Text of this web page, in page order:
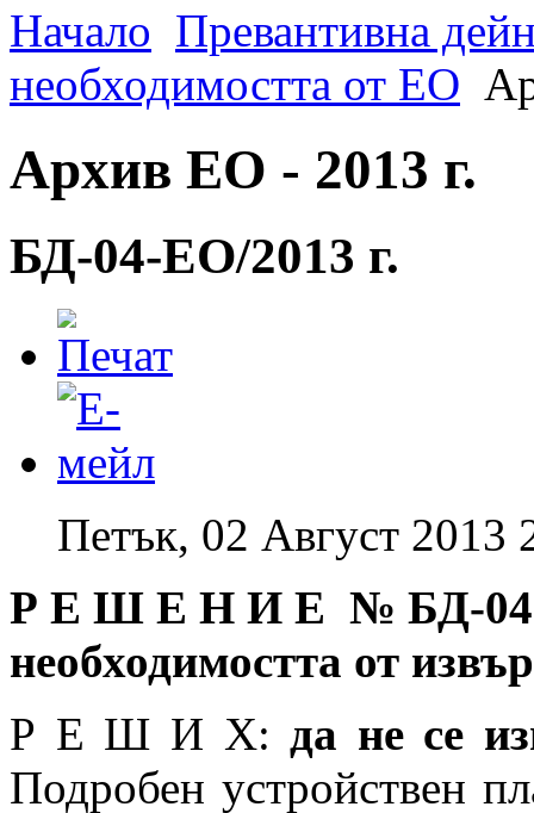
Начало Превантивна
необходимостта от ЕО
Архив ЕО - 2013 г.
БД-04-EO/2013 г.
Петък, 02 Август 2013
Р Е Ш Е Н И Е № БД-
необходимостта от
Р Е Ш И Х:да не се
Подробен устройствен